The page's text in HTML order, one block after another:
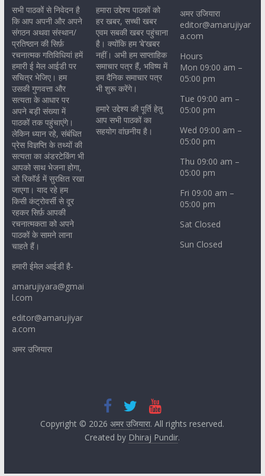
सभी पाठकों से निवेदन है
कि आप अपनी और अपने
संगठन अथवा संस्थान/
प्रतिष्ठान की सिर्फ़
रचनात्मक गतिविधियां हमें
हमारी ई मेल आईडी पर
सचित्र भेजिए। हम
उसकी गुणवत्ता और
सत्यता के आधार पर
अपने बड़ी संख्या में
पाठकों तक पहुंचाएंगे।
लेकिन ध्यान रहे, संबंधित
प्रेस विज्ञप्ति के तथ्यों की
सत्यता का अंडरटेकिंग भी
आपको साथ भेजना होगा,
जो रिकॉर्ड में सुरक्षित रखा
जाएगा। याद रहे हम
किसी कंट्रोवर्सी से दूर
रहकर सिर्फ़ आपकी
रचनात्मकता को अपने
पाठकों के सामने लाना
चाहते हैं।
हमारी ईमेल आईडी है-
amarujiyara@gmai
l.com
editor@amarujiyar
a.com
अमर उजियारा
हमारा उद्देश्य पाठकों को
हर खबर, सच्ची खबर
एवम सबकी खबर पहुंचाना
है। क्योंकि हम ‘बे’खबर
नहीं। अभी हम साप्ताहिक
समाचार पत्र हैं, भविष्य में
हम दैनिक समाचार पत्र
भी शुरू करेंगे।
हमारे उद्देश्य की पूर्ति हेतु
आप सभी पाठकों का
सहयोग वांछनीय है।
अमर उजियारा
editor@amarujiyar
a.com
Hours
Mon 09:00 am –
05:00 pm
Tue 09:00 am –
05:00 pm
Wed 09:00 am –
05:00 pm
Thu 09:00 am –
05:00 pm
Fri 09:00 am –
05:00 pm
Sat Closed
Sun Closed
Copyright © 2026अमर उजियारा. All rights reserved.
Created by Dhiraj Pundir.